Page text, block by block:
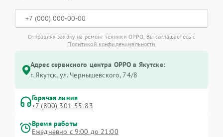
Отправляя заявку на ремонт техники OPPO, Вы соглашаетесь с
Политикой конфиденциальности
Адрес сервисного центра OPPO в Якутске:
г. Якутск, ул. Чернышевского, 74/8
Горячая линия
+7 (800) 301-55-83
Время работы
Ежедневно с 9:00 до 21:00